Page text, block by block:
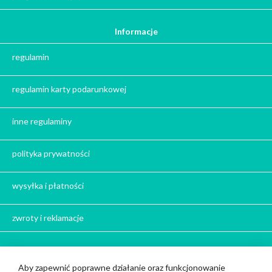
Ile gram ma łyżeczka do herbaty?
Prezent na święta
Prezent dla chłopaka na święta
Prezent dla koleżanki na święta
Prezent dla mamy na święta
Prezent dla brata na święta
Informacje
regulamin
regulamin karty podarunkowej
inne regulaminy
polityka prywatności
wysyłka i płatności
zwroty i reklamacje
Bądź z nami w kontakcie
Aby zapewnić poprawne działanie oraz funkcjonowanie